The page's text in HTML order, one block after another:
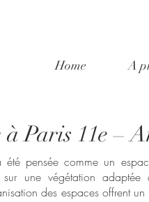
Home A
à Paris 11e –
pensée comme un
sur une végétation
des espaces offrent